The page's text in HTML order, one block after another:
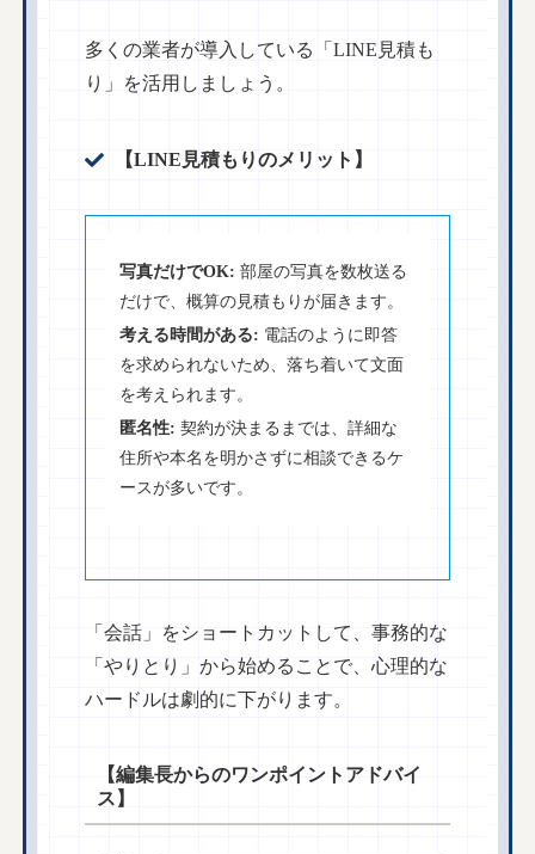
多くの業者が導入している「LINE見積も
り」を活用しましょう。
【LINE見積もりのメリット】
写真だけでOK: 部屋の写真を数枚送る
だけで、概算の見積もりが届きます。
考える時間がある: 電話のように即答
を求められないため、落ち着いて文面
を考えられます。
匿名性: 契約が決まるまでは、詳細な
住所や本名を明かさずに相談できるケ
ースが多いです。
「会話」をショートカットして、事務的な
「やりとり」から始めることで、心理的な
ハードルは劇的に下がります。
【編集長からのワンポイントアドバイ
ス】